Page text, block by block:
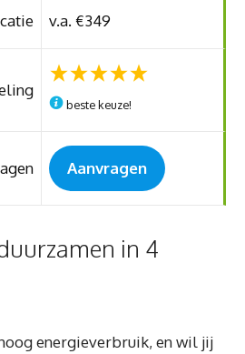
v.a. €349
beste keuze!
Aanvragen
in 4
energieverbruik, en wil jij